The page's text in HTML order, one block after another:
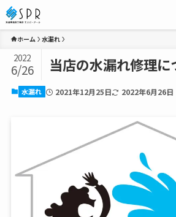
ホーム 水漏れ
当店の水漏れ修理に
2022
6/26
水漏れ 2021年12月25日 2022年6月26日